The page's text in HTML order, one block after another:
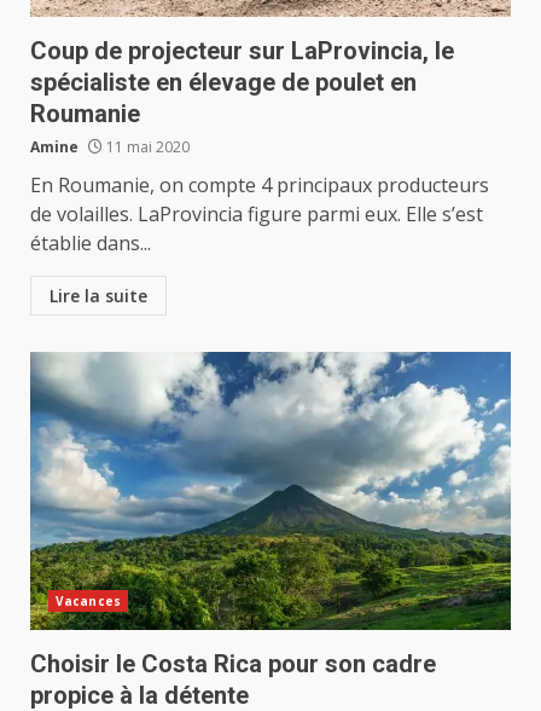
Coup de projecteur sur LaProvincia, le
spécialiste en élevage de poulet en
Roumanie
Amine 11 mai 2020
En Roumanie, on compte 4 principaux producteurs
de volailles. LaProvincia figure parmi eux. Elle s’est
établie dans...
Lire la suite
Vacances
Choisir le Costa Rica pour son cadre
propice à la détente